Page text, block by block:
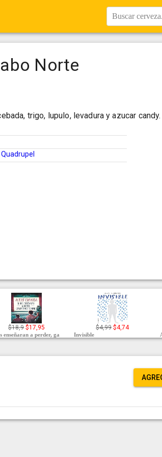
Buscar
Norte
trigo, lupulo, levadura y azucar candy.
$18,9 $17,95
enseñaran a perder, ga
$4,99 $4,74
Invisible